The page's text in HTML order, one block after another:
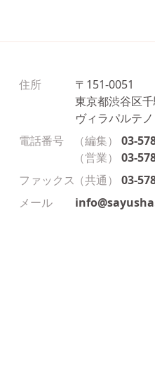
住所
〒151-0051
東京都渋谷区
ヴィラパルテ
電話番号
（編集）
03-
（営業）
03-
ファックス （共通）
03-
メール